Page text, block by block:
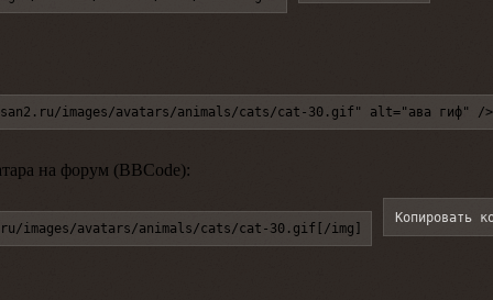
images/avatars/animals/cats/cat-30.gif" alt="ава гиф" />
на форум (BBCode):
images/avatars/animals/cats/cat-30.gif[/img]
Копировать